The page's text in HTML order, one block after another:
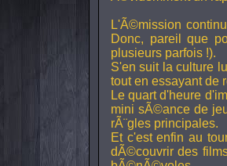
L'Ã©mission
Donc, pareil que
plusieurs parfois !).
S'en suit la culture
tout en essayant de
Le quart d'heure
mini sÃ©ance de
rÃ¨gles principales.
Et c'est enfin au
dÃ©couvrir des